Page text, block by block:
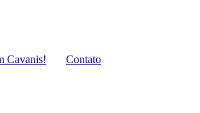
Cavanis!
Contato